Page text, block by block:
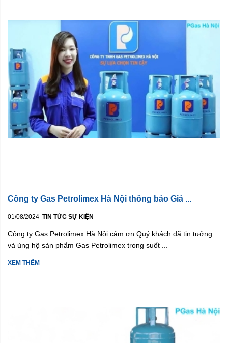
Công ty Gas Petrolimex Hà Nội thông báo Giá ...
01/08/2024 TIN TỨC SỰ KIỆN
Công ty Gas Petrolimex Hà Nội cảm ơn Quý khách đã tin tưởng
và ủng hộ sản phẩm Gas Petrolimex trong suốt ...
XEM THÊM